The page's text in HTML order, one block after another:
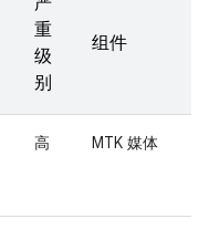
重
级
别
组件
高 MTK 媒体